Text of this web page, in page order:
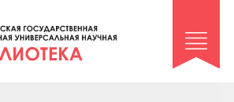
и сельдерей»
архив»